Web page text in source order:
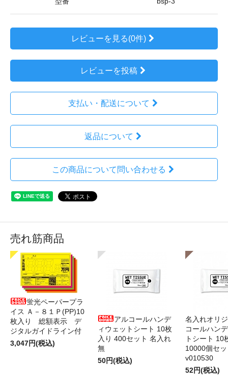
レビューを見る(0件)
レビューを投稿
支払い・配送について
返品について
この商品について問い合わせる
売れ筋商品
蛍光ペーパープラ
イス Ａ－８１Ｐ(PP)10
枚入り 総額表示 デ
ジタルガイドライン付
3,047円(税込)
アルコールハンデ
ィウェットシート 10枚
入り 400セット 名入れ
無
50円(税込)
名入れオリ
コールハン
トシート 10
10000個セ
v010530
52円(税込)